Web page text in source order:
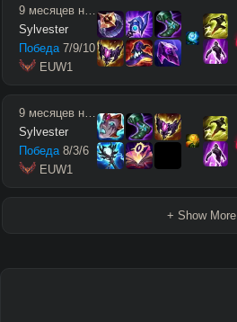
9 месяцев назад
Sylvester
Победа 7/9/10
EUW1
9 месяцев назад
Sylvester
Победа 8/3/6
EUW1
+ Show More